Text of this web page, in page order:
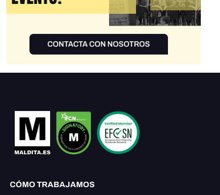
CÓMO TRABAJAMOS